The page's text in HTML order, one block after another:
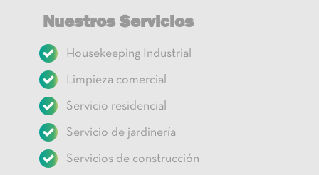
Nuestros Servicios
Housekeeping Industrial
Limpieza comercial
Servicio residencial
Servicio de jardinería
Servicios de construcción